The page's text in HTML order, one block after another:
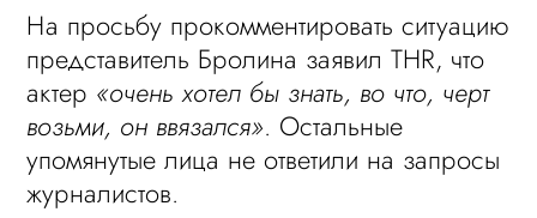
На просьбу прокомментировать ситуацию
представитель Бролина заявил THR, что
актер «очень хотел бы знать, во что, черт
возьми, он ввязался». Остальные
упомянутые лица не ответили на запросы
журналистов.